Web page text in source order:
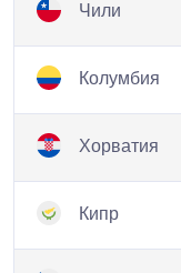
Чили
Колумбия
Хорватия
Кипр